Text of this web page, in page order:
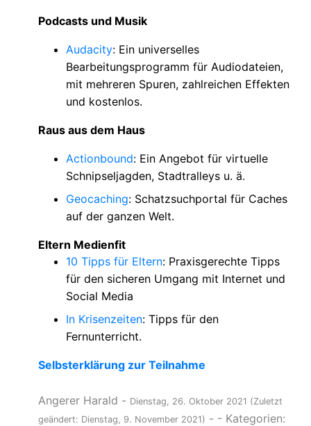
Podcasts und Musik
Audacity: Ein universelles
Bearbeitungsprogramm für Audiodateien,
mit mehreren Spuren, zahlreichen Effekten
und kostenlos.
Raus aus dem Haus
Actionbound: Ein Angebot für virtuelle
Schnipseljagden, Stadtralleys u. ä.
Geocaching: Schatzsuchportal für Caches
auf der ganzen Welt.
Eltern Medienfit
10 Tipps für Eltern: Praxisgerechte Tipps
für den sicheren Umgang mit Internet und
Social Media
In Krisenzeiten: Tipps für den
Fernunterricht.
Selbsterklärung zur Teilnahme
Angerer Harald - Dienstag, 26. Oktober 2021 (Zuletzt
geändert: Dienstag, 9. November 2021) - - Kategorien: